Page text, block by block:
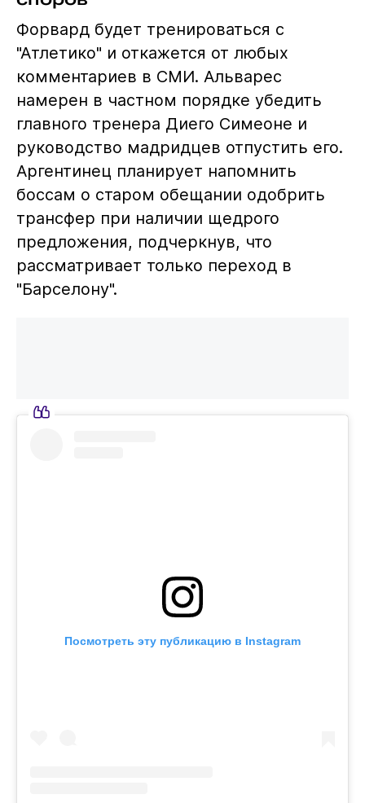
Форвард будет тренироваться с
"Атлетико" и откажется от любых
комментариев в СМИ. Альварес
намерен в частном порядке убедить
главного тренера Диего Симеоне и
руководство мадридцев отпустить его.
Аргентинец планирует напомнить
боссам о старом обещании одобрить
трансфер при наличии щедрого
предложения, подчеркнув, что
рассматривает только переход в
"Барселону".
Посмотреть эту публикацию в Instagram